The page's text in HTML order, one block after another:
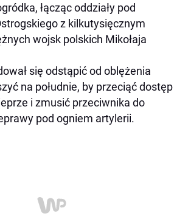
łącząc oddziały pod
z kilkutysięcznym
wojsk polskich Mikołaja
się odstąpić od oblężenia
na południe, by przeciąć dostęp
i zmusić przeciwnika do
pod ogniem artylerii.